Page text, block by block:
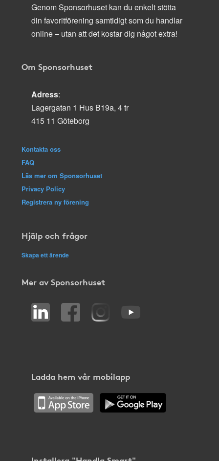
Genom Sponsorhuset kan du enkelt stötta
din favoritförening samtidigt som du handlar
online – utan att det kostar dig något extra!
Om Sponsorhuset
Adress:
Lagergatan 1 Hus B19a, 4 tr
415 11 Göteborg
Kontakta oss
FAQ
Läs mer om Sponsorhuset
Privacy Policy
Registrera ny förening
Hjälp och frågor
Skapa ett ärende
Mer av Sponsorhuset
Ladda hem vår mobilapp